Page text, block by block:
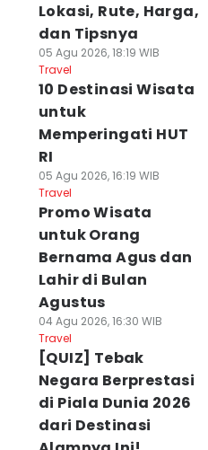
Lokasi, Rute, Harga,
dan Tipsnya
05 Agu 2026, 18:19 WIB
Travel
10 Destinasi Wisata
untuk
Memperingati HUT
RI
05 Agu 2026, 16:19 WIB
Travel
Promo Wisata
untuk Orang
Bernama Agus dan
Lahir di Bulan
Agustus
04 Agu 2026, 16:30 WIB
Travel
[QUIZ] Tebak
Negara Berprestasi
di Piala Dunia 2026
dari Destinasi